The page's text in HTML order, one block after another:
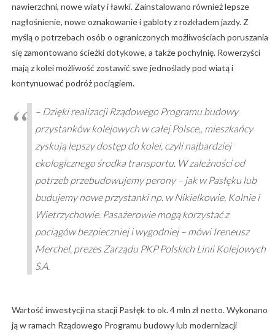
nawierzchni, nowe wiaty i ławki. Zainstalowano również lepsze
nagłośnienie, nowe oznakowanie i gabloty z rozkładem jazdy. Z
myślą o potrzebach osób o ograniczonych możliwościach poruszania
się zamontowano ścieżki dotykowe, a także pochylnię. Rowerzyści
mają z kolei możliwość zostawić swe jednoślady pod wiatą i
kontynuować podróż pociągiem.
– Dzięki realizacji Rządowego Programu budowy
przystanków kolejowych w całej Polsce,, mieszkańcy
zyskują lepszy dostęp do kolei, czyli najbardziej
ekologicznego środka transportu. W zależności od
potrzeb przebudowujemy perony – jak w Pasłęku lub
budujemy nowe przystanki np. w Nikielkowie, Kolnie i
Wietrzychowie. Pasażerowie mogą korzystać z
pociągów bezpieczniej i wygodniej – mówi Ireneusz
Merchel, prezes Zarządu PKP Polskich Linii Kolejowych
S.A.
Wartość inwestycji na stacji Pasłęk to ok. 4 mln zł netto. Wykonano
ją w ramach Rządowego Programu budowy lub modernizacji